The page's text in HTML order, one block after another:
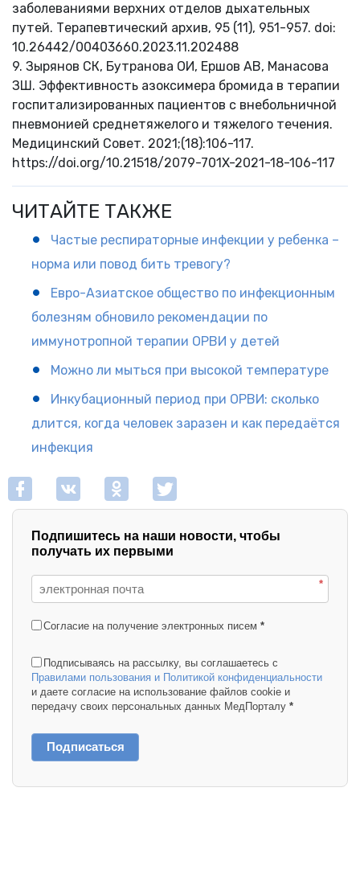
заболеваниями верхних отделов дыхательных
путей. Терапевтический архив, 95 (11), 951-957. doi:
10.26442/00403660.2023.11.202488
9. Зырянов СК, Бутранова ОИ, Ершов АВ, Манасова
ЗШ. Эффективность азоксимера бромида в терапии
госпитализированных пациентов с внебольничной
пневмонией среднетяжелого и тяжелого течения.
Медицинский Совет. 2021;(18):106-117.
https://doi.org/10.21518/2079-701X-2021-18-106-117
ЧИТАЙТЕ ТАКЖЕ
Частые респираторные инфекции у ребенка –
норма или повод бить тревогу?
Евро-Азиатское общество по инфекционным
болезням обновило рекомендации по
иммунотропной терапии ОРВИ у детей
Можно ли мыться при высокой температуре
Инкубационный период при ОРВИ: сколько
длится, когда человек заразен и как передаётся
инфекция
Подпишитесь на наши новости, чтобы
получать их первыми
*
Согласие на получение электронных писем *
Подписываясь на рассылку, вы соглашаетесь с
Правилами пользования и Политикой конфиденциальности
и даете согласие на использование файлов cookie и
передачу своих персональных данных МедПорталу *
Подписаться